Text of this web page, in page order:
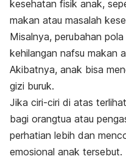
kesehatan fisik anak,
makan atau masalah
Misalnya, perubahan
kehilangan nafsu makan
Akibatnya, anak bisa
gizi buruk.
Jika ciri-ciri di atas
bagi orangtua atau
perhatian lebih dan
emosional anak tersebut.